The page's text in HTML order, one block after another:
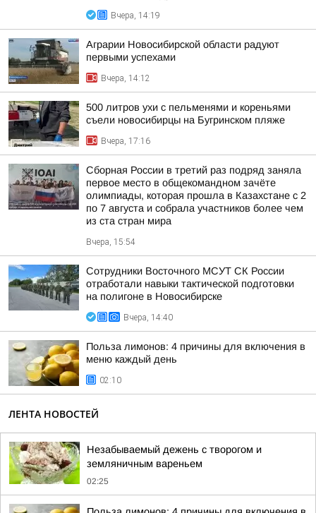
Вчера, 14:19
Аграрии Новосибирской области радуют
первыми успехами
Вчера, 14:12
500 литров ухи с пельменями и кореньями
съели новосибирцы на Бугринском пляже
Вчера, 17:16
Сборная России в третий раз подряд заняла
первое место в общекомандном зачёте
олимпиады, которая прошла в Казахстане с 2
по 7 августа и собрала участников более чем
из ста стран мира
Вчера, 15:54
Сотрудники Восточного МСУТ СК России
отработали навыки тактической подготовки
на полигоне в Новосибирске
Вчера, 14:40
Польза лимонов: 4 причины для включения в
меню каждый день
02:10
ЛЕНТА НОВОСТЕЙ
Незабываемый дежень с творогом и
земляничным вареньем
02:25